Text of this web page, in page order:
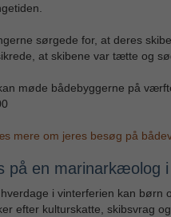
sørgede for, at deres
at skibene var tætte og
møde bådebyggerne på
mere om jeres besøg på
på en marinarkæolog
i vinterferien kan børn
efter kulturskatte, skibsvrag